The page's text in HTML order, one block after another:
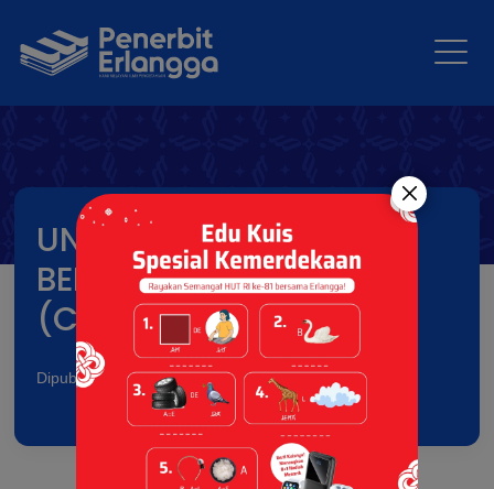
UNDANGAN MENULIS
BERSAMA EMIR
(Cakrawala Islam)
Dipublikasikan pada: 30 Jun 2018